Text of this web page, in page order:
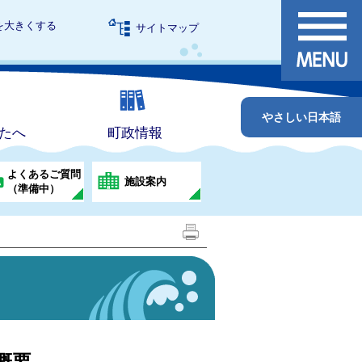
大きくする サイトマップ
へ 町政情報
やさしい日本語
よくあるご質問
（準備中）
施設案内